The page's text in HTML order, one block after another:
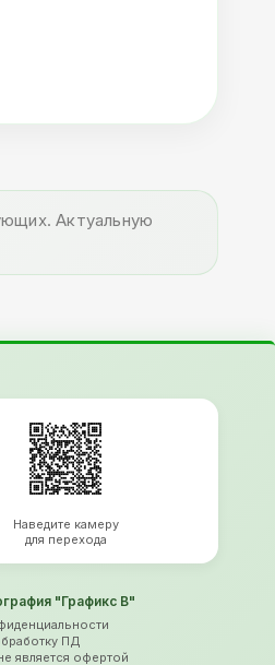
Актуальную
Наведите камеру
для перехода
"Графикс В"
ПД
является офертой